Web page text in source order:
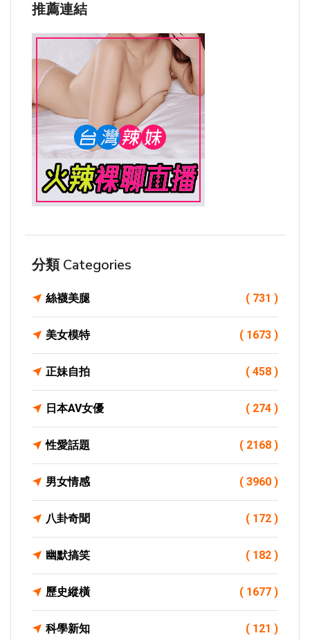
推薦連結
分類 Categories
絲襪美腿 ( 731 )
美女模特 ( 1673 )
正妹自拍 ( 458 )
日本AV女優 ( 274 )
性愛話題 ( 2168 )
男女情感 ( 3960 )
八卦奇聞 ( 172 )
幽默搞笑 ( 182 )
歷史縱橫 ( 1677 )
科學新知 ( 121 )